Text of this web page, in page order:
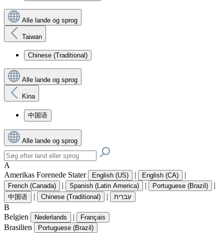
Alle lande og sprog
Taiwan
Chinese (Traditional)
Alle lande og sprog
Kina
中国语
Alle lande og sprog
A
Amerikas Forenede Stater
English (US) | English (CA) |
French (Canada) | Spanish (Latin America) | Portuguese (Brazil) |
中国语 | Chinese (Traditional) | עִברִית
B
Belgien
Nederlands | Français
Brasilien Portuguese (Brazil)